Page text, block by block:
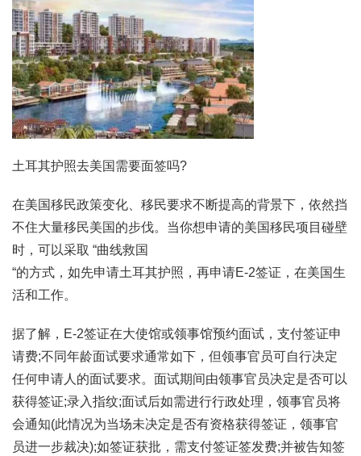
土耳其护照去美国需要面签吗?
在美国移民政策变化、移民要求不断提高的背景下，依然挡
不住大量移民美国的步伐。当你想申请的美国移民项目碰壁
时，可以采取 “曲线救国
“的方式，如先申请土耳其护照，再申请E-2签证，在美国生
活和工作。
据了解，E-2签证在大使馆或领事馆预约面试，支付签证申
请费;不同年龄面试要求通常如下，但领事官员可自行决定
任何申请人的面试要求。面试期间由领事官员决定是否可以
获得签证;录入指纹;面试后如需进行行政处理，领事官员将
会通知(此情况为当场未决定是否有资格获得签证，领事官
员进一步裁决);如签证获批，需支付签证签发费;并被告知签